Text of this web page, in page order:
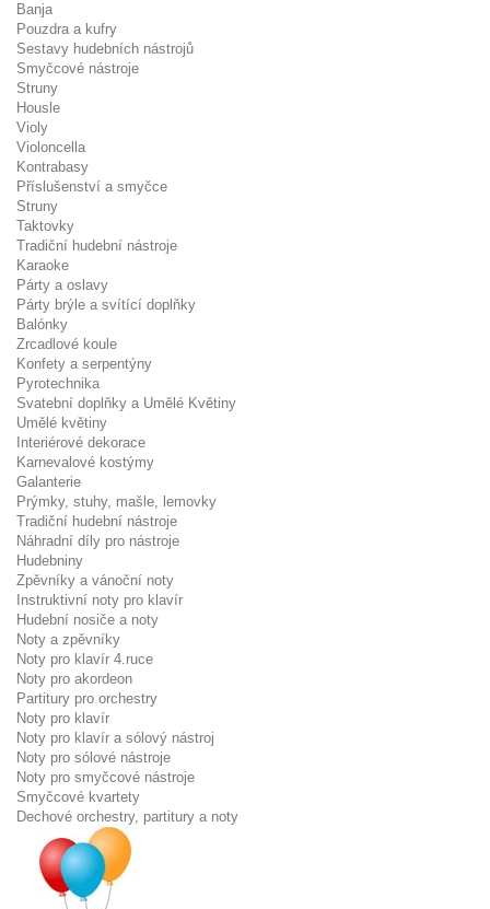
Banja
Pouzdra a kufry
Sestavy hudebních nástrojů
Smyčcové nástroje
Struny
Housle
Violy
Violoncella
Kontrabasy
Příslušenství a smyčce
Struny
Taktovky
Tradiční hudební nástroje
Karaoke
Párty a oslavy
Párty brýle a svítící doplňky
Balónky
Zrcadlové koule
Konfety a serpentýny
Pyrotechnika
Svatební doplňky a Umělé Květiny
Umělé květiny
Interiérové dekorace
Karnevalové kostýmy
Galanterie
Prýmky, stuhy, mašle, lemovky
Tradiční hudební nástroje
Náhradní díly pro nástroje
Hudebniny
Zpěvníky a vánoční noty
Instruktivní noty pro klavír
Hudební nosiče a noty
Noty a zpěvníky
Noty pro klavír 4.ruce
Noty pro akordeon
Partitury pro orchestry
Noty pro klavír
Noty pro klavír a sólový nástroj
Noty pro sólové nástroje
Noty pro smyčcové nástroje
Smyčcové kvartety
Dechové orchestry, partitury a noty